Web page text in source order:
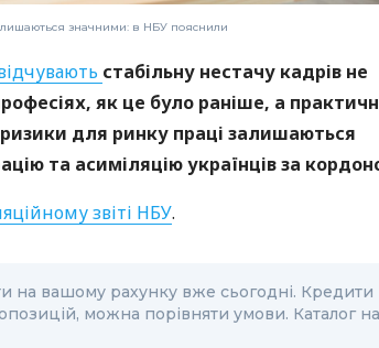
значними: в НБУ пояснили
стабільну нестачу кадрів не
як це було раніше, а
для ринку праці залишаються
та асиміляцію українців за
звіті НБУ.
на вашому рахунку вже сьогодні. Кредити
можна порівняти умови. Каталог на